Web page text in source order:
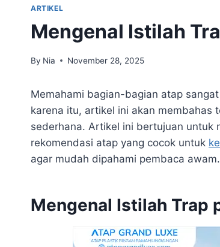
ARTIKEL
Mengenal Istilah
By Nia November 28, 2025
Memahami bagian-bagian atap
karena itu, artikel ini akan membahas
sederhana. Artikel ini bertujuan untuk
rekomendasi atap yang cocok untuk
agar mudah dipahami pembaca awam.
Mengenal Istilah Trap